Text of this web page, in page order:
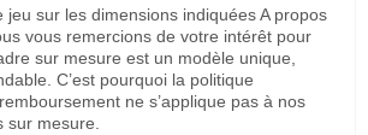
jeu sur les dimensions indiquées A propos
vous remercions de votre intérêt pour
sur mesure est un modèle unique,
C’est pourquoi la politique
ne s’applique pas à nos
sur mesure.